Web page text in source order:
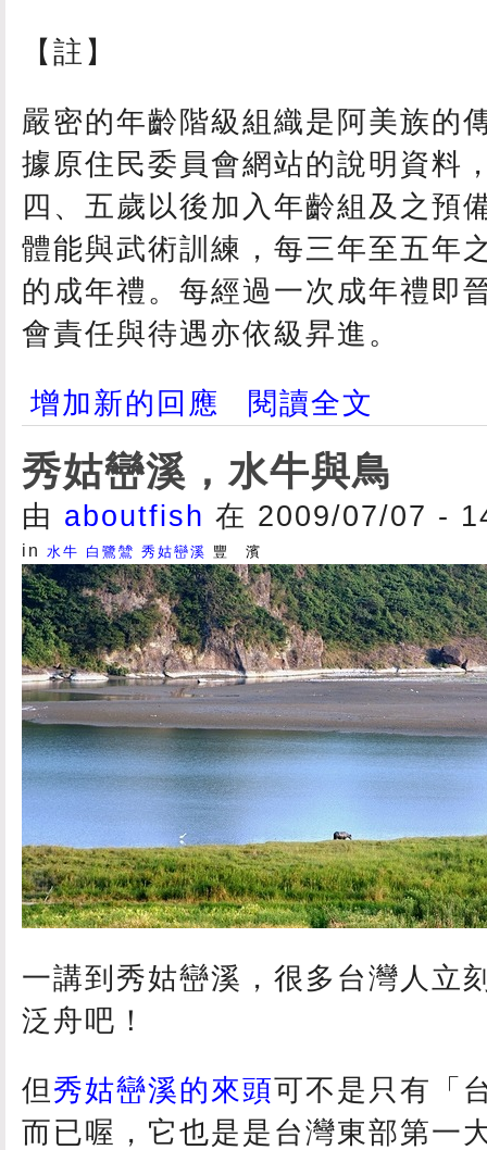
【註】
嚴密的年齡階級組織是阿美族的
據原住民委員會網站的說明資料
四、五歲以後加入年齡組及之預
體能與武術訓練，每三年至五年
的成年禮。每經過一次成年禮即
會責任與待遇亦依級昇進。
增加新的回應 閱讀全文
秀姑巒溪，水牛與鳥
由 aboutfish 在 2009/07/07 -
in 水牛 白鷺鷥 秀姑巒溪 豐 濱
一講到秀姑巒溪，很多台灣人立
泛舟吧！
但 秀姑巒溪的來頭可不是只有「
而已喔，它也是是台灣東部第一